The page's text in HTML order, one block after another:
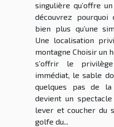
singulière qu’offre
découvrez
bien plus qu’une
Une localisation
montagne Choisir un
s’offrir le
immédiat, le sable
quelques pas de
devient un
lever et coucher du
golfe du...